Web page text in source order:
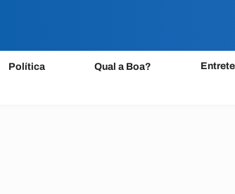
Política Qual a Boa?